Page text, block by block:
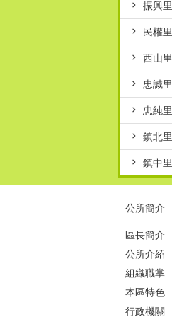
振興里
民權里
西山里
忠誠里
忠純里
鎮北里
鎮中里
公所簡介
區長簡介
公所介紹
組織職掌
本區特色
行政機關